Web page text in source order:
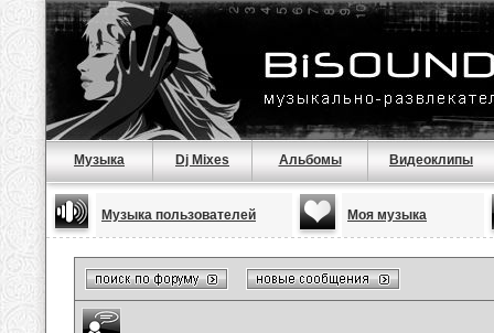
Музыка Dj Mixes Альбомы Видеоклипы
Музыка пользователей Моя музыка